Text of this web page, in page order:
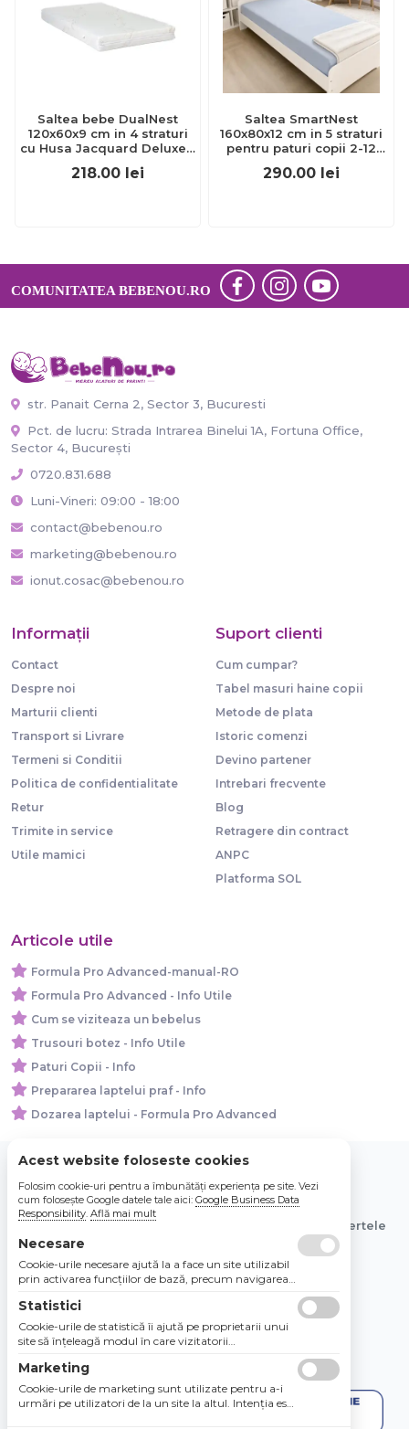
Saltea bebe DualNest
120x60x9 cm in 4 straturi
cu Husa Jacquard Deluxe -
218.00 lei
Saltea SmartNest
160x80x12 cm in 5 straturi
pentru paturi copii 2-12
bleu uni -
290.00 lei
COMUNITATEA BEBENOU.RO
str. Panait Cerna 2, Sector 3, Bucuresti
Pct. de lucru: Strada Intrarea Binelui 1A, Fortuna Office,
Sector 4, București
0720.831.688
Luni-Vineri: 09:00 - 18:00
contact@bebenou.ro
marketing@bebenou.ro
ionut.cosac@bebenou.ro
Informaţii
Contact
Despre noi
Marturii clienti
Transport si Livrare
Termeni si Conditii
Politica de confidentialitate
Retur
Trimite in service
Utile mamici
Suport clienti
Cum cumpar?
Tabel masuri haine copii
Metode de plata
Istoric comenzi
Devino partener
Intrebari frecvente
Blog
Retragere din contract
ANPC
Platforma SOL
Articole utile
Formula Pro Advanced-manual-RO
Formula Pro Advanced - Info Utile
Cum se viziteaza un bebelus
Trusouri botez - Info Utile
Paturi Copii - Info
Prepararea laptelui praf - Info
Dozarea laptelui - Formula Pro Advanced
© 2026 Bebe Nou Online Store SRL
Toate preturile sunt exprimate in lei si includ tva. Ofertele
sunt valabile in limita stocului disponibil.
Acest website foloseste cookies
Folosim cookie-uri pentru a îmbunătăți experiența pe site. Vezi
cum folosește Google datele tale aici: Google Business Data
Responsibility. Află mai mult
Necesare
Cookie-urile necesare ajută la a face un site utilizabil
prin activarea funcţiilor de bază, precum navigarea
Site-ul nu poate funcţiona corespunzător fără aceste
cookie-uri.
Statistici
Cookie-urile de statistică îi ajută pe proprietarii unui
site să înţeleagă modul în care vizitatorii
raportarea informaţiilor în mod anonim.
Marketing
Cookie-urile de marketing sunt utilizate pentru a-i
urmări pe utilizatori de la un site la altul. Intenţia este